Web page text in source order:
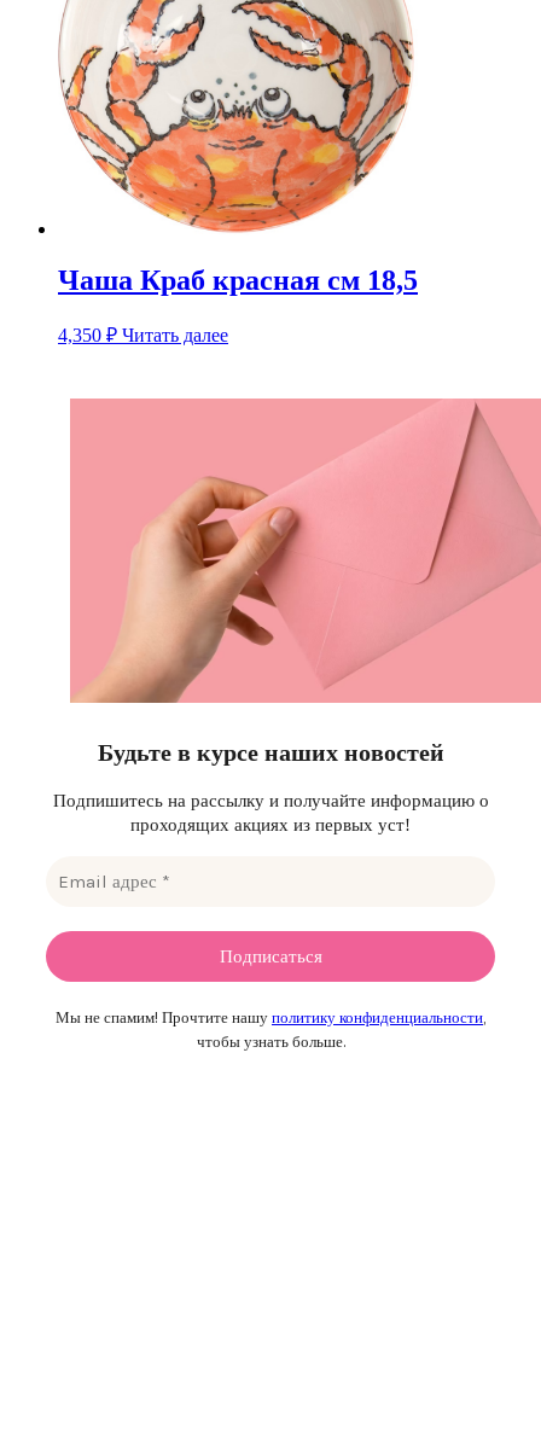
Чаша Краб красная см 18,5
4,350 ₽ Читать далее
Будьте в курсе наших новостей
Подпишитесь на рассылку и получайте информацию о
проходящих акциях из первых уст!
Мы не спамим! Прочтите нашу политику конфиденциальности
чтобы узнать больше.